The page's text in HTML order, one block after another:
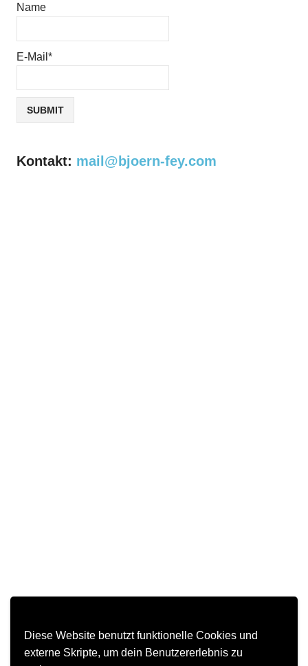
Diese Website benutzt funktionelle Cookies und
externe Skripte, um dein Benutzererlebnis zu
Name
E-Mail*
Kontakt: mail@bjoern-fey.com